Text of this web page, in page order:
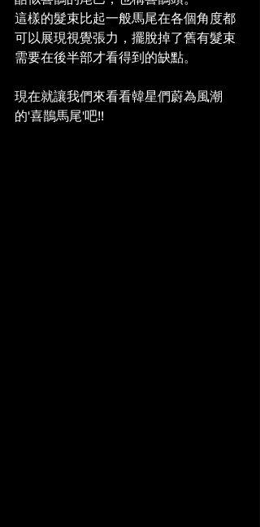
這樣的髮束比起一般馬尾在各個角度都
可以展現視覺張力，擺脫掉了舊有髮束
需要在後半部才看得到的缺點。
現在就讓我們來看看韓星們蔚為風潮
的'喜鵲馬尾'吧!!